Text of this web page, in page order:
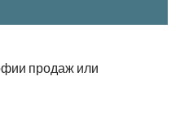
продаж или